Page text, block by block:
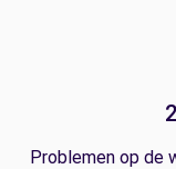
Problemen op de